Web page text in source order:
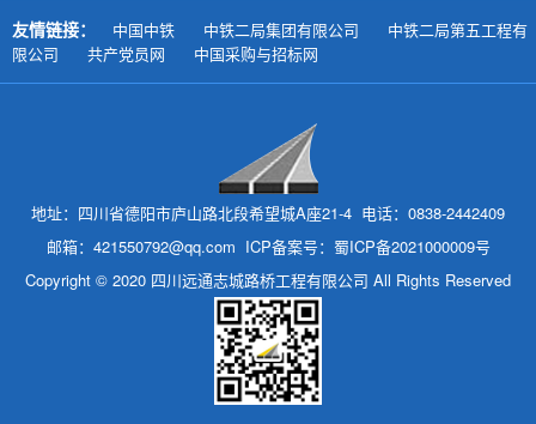
友情链接： 中国中铁 中铁二局集团有限公司
中铁二局第五工程有
限公司
共产党员网 中国采购与招标网
地址：四川省德阳市庐山路北段希望城A座21-4 电话：0838-2442409
邮箱：421550792@qq.com ICP备案号： 蜀ICP备2021000009号
Copyright © 2020 四川远通志城路桥工程有限公司 All Rights Reserved